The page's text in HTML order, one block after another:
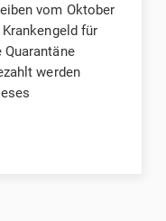
vom Oktober
für
werden